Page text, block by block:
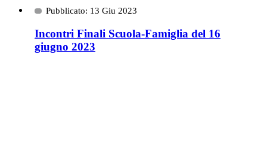
Pubblicato: 13 Giu 2023
Incontri Finali Scuola-Famiglia del 16
giugno 2023